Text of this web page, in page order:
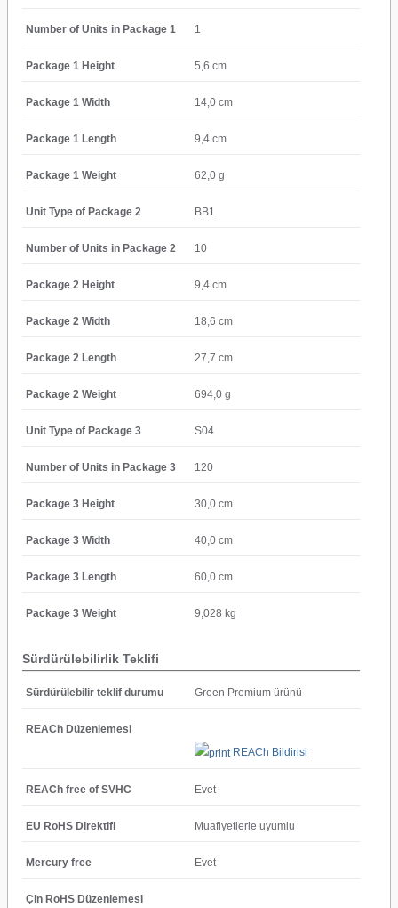
Number of Units in Package 1 1
Package 1 Height 5,6 cm
Package 1 Width 14,0 cm
Package 1 Length 9,4 cm
Package 1 Weight 62,0 g
Unit Type of Package 2 BB1
Number of Units in Package 2 10
Package 2 Height 9,4 cm
Package 2 Width 18,6 cm
Package 2 Length 27,7 cm
Package 2 Weight 694,0 g
Unit Type of Package 3 S04
Number of Units in Package 3 120
Package 3 Height 30,0 cm
Package 3 Width 40,0 cm
Package 3 Length 60,0 cm
Package 3 Weight 9,028 kg
Sürdürülebilirlik Teklifi
Sürdürülebilir teklif durumu Green Premium ürünü
REACh Düzenlemesi
REACh Bildirisi
REACh free of SVHC Evet
EU RoHS Direktifi Muafiyetlerle uyumlu
Mercury free Evet
Çin RoHS Düzenlemesi